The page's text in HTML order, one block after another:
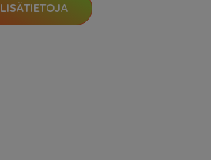
LISÄTIETOJA